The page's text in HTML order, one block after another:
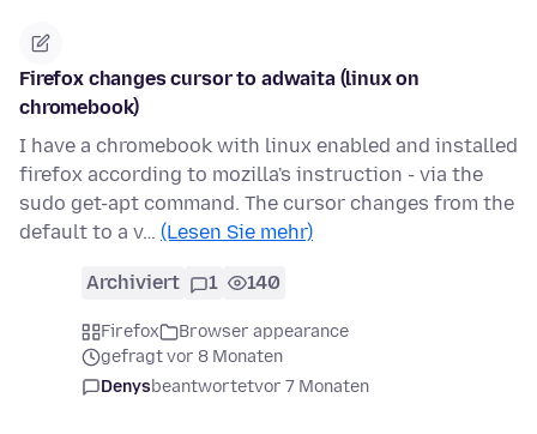
Firefox changes cursor to adwaita (linux on
chromebook)
I have a chromebook with linux enabled and installed
firefox according to mozilla's instruction - via the
sudo get-apt command. The cursor changes from the
default to a v… (Lesen Sie mehr)
Archiviert 1 140
Firefox
Browser appearance
gefragt vor 8 Monaten
Denysbeantwortetvor 7 Monaten